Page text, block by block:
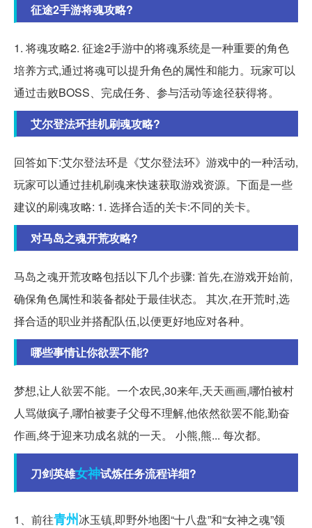
征途2手游将魂攻略?
1. 将魂攻略2. 征途2手游中的将魂系统是一种重要的角色
培养方式,通过将魂可以提升角色的属性和能力。玩家可以
通过击败BOSS、完成任务、参与活动等途径获得将。
艾尔登法环挂机刷魂攻略?
回答如下:艾尔登法环是《艾尔登法环》游戏中的一种活动,
玩家可以通过挂机刷魂来快速获取游戏资源。下面是一些
建议的刷魂攻略: 1. 选择合适的关卡:不同的关卡。
对马岛之魂开荒攻略?
马岛之魂开荒攻略包括以下几个步骤: 首先,在游戏开始前,
确保角色属性和装备都处于最佳状态。 其次,在开荒时,选
择合适的职业并搭配队伍,以便更好地应对各种。
哪些事情让你欲罢不能?
梦想,让人欲罢不能。一个农民,30来年,天天画画,哪怕被村
人骂做疯子,哪怕被妻子父母不理解,他依然欲罢不能,勤奋
作画,终于迎来功成名就的一天。 小熊,熊... 每次都。
刀剑英雄女神试炼任务流程详细?
1、前往青州冰玉镇,即野外地图“十八盘”和“女神之魂”领